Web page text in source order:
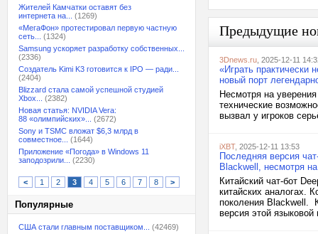
Жителей Камчатки оставят без
интернета на...
(1269)
«МегаФон» протестировал первую частную
сеть...
(1324)
Samsung ускоряет разработку собственных...
(2336)
Создатель Kimi K3 готовится к IPO — ради...
(2404)
Blizzard стала самой успешной студией
Xbox...
(2382)
Новая статья: NVIDIA Vera:
88 «олимпийских»...
(2672)
Sony и TSMC вложат $6,3 млрд в
совместное...
(1644)
Приложение «Погода» в Windows 11
заподозрили...
(2230)
< 1 2 3 4 5 6 7 8 >
Популярные
США стали главным поставщиком...
(42469)
Предыдущие
3Dnews.ru , 2025-12-11
«Играть практически
новый порт
Несмотря на
технические
вызвал у игроков
iXBT, 2025-12-11 13:53
Последняя версия
Blackwell, несмотря
Китайский чат-бот
китайских аналогах.
поколения Blackwell.
версия этой